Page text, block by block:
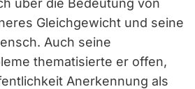
Gleichgewicht und seine
Auch seine
thematisierte er offen,
Anerkennung als